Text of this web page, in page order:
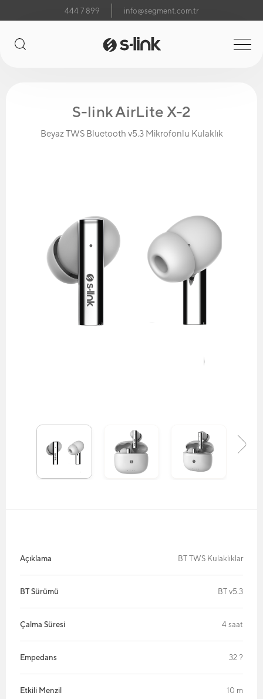
444 7 899 info@segment.com.tr
S-link AirLite X-2
Beyaz TWS Bluetooth v5.3 Mikrofonlu Kulaklık
Açıklama BT TWS Kulaklıklar
BT Sürümü BT v5.3
Çalma Süresi 4 saat
Empedans 32 ?
Etkili Menzil 10 m